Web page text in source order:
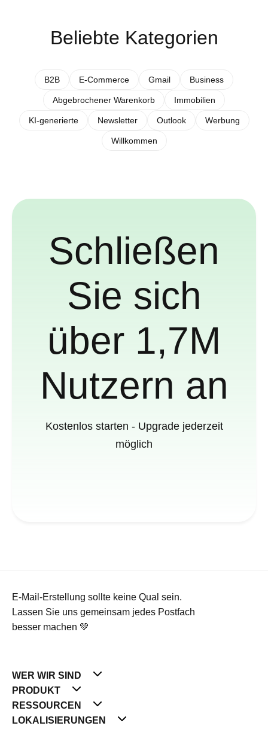
Beliebte Kategorien
B2B E-Commerce Gmail Business
Abgebrochener Warenkorb Immobilien
KI-generierte Newsletter Outlook Werbung
Willkommen
Schließen
Sie sich
über 1,7M
Nutzern an
Kostenlos starten - Upgrade jederzeit
möglich
E-Mail-Erstellung sollte keine Qual sein.
Lassen Sie uns gemeinsam jedes Postfach
besser machen 💚
WER WIR SIND
PRODUKT
RESSOURCEN
LOKALISIERUNGEN